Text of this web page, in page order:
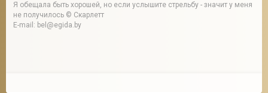
Я обещала быть хорошей, но если услышите стрельбу - значит у меня
не получилось © Скарлетт
E-mail: bel@egida.by